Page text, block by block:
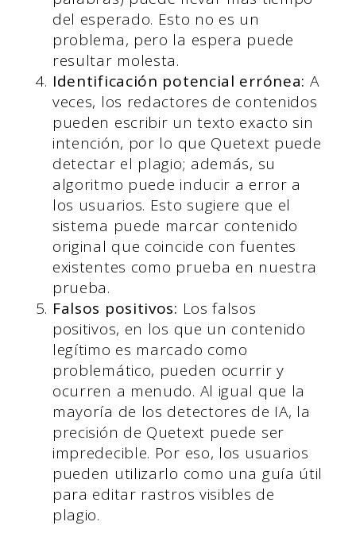
del esperado. Esto no es un
problema, pero la espera puede
resultar molesta.
Identificación potencial errónea: A
veces, los redactores de contenidos
pueden escribir un texto exacto sin
intención, por lo que Quetext puede
detectar el plagio; además, su
algoritmo puede inducir a error a
los usuarios. Esto sugiere que el
sistema puede marcar contenido
original que coincide con fuentes
existentes como prueba en nuestra
prueba.
Falsos positivos: Los falsos
positivos, en los que un contenido
legítimo es marcado como
problemático, pueden ocurrir y
ocurren a menudo. Al igual que la
mayoría de los detectores de IA, la
precisión de Quetext puede ser
impredecible. Por eso, los usuarios
pueden utilizarlo como una guía útil
para editar rastros visibles de
plagio.